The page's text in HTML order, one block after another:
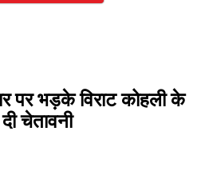
पर भड़के विराट कोहली के
चेतावनी